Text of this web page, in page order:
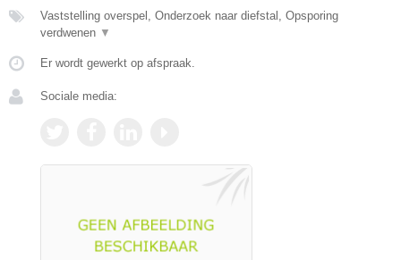
Vaststelling overspel, Onderzoek naar diefstal, Opsporing
verdwenen ▼
Er wordt gewerkt op afspraak.
Sociale media: